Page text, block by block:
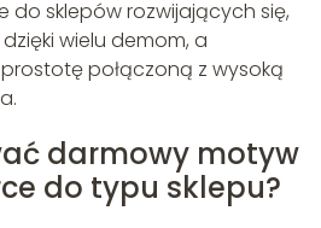
do sklepów rozwijających się,
wielu demom, a
połączoną z wysoką
darmowy motyw
do typu sklepu?